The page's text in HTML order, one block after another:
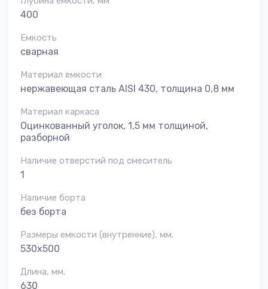
400
Емкость
сварная
Материал емкости
нержавеющая сталь AISI 430, толщина 0,8 мм
Материал каркаса
Оцинкованный уголок, 1,5 мм толщиной,
разборной
Наличие отверстий под смеситель
1
Наличие борта
без борта
Размеры емкости (внутренние), мм.
530х500
Длина, мм.
630